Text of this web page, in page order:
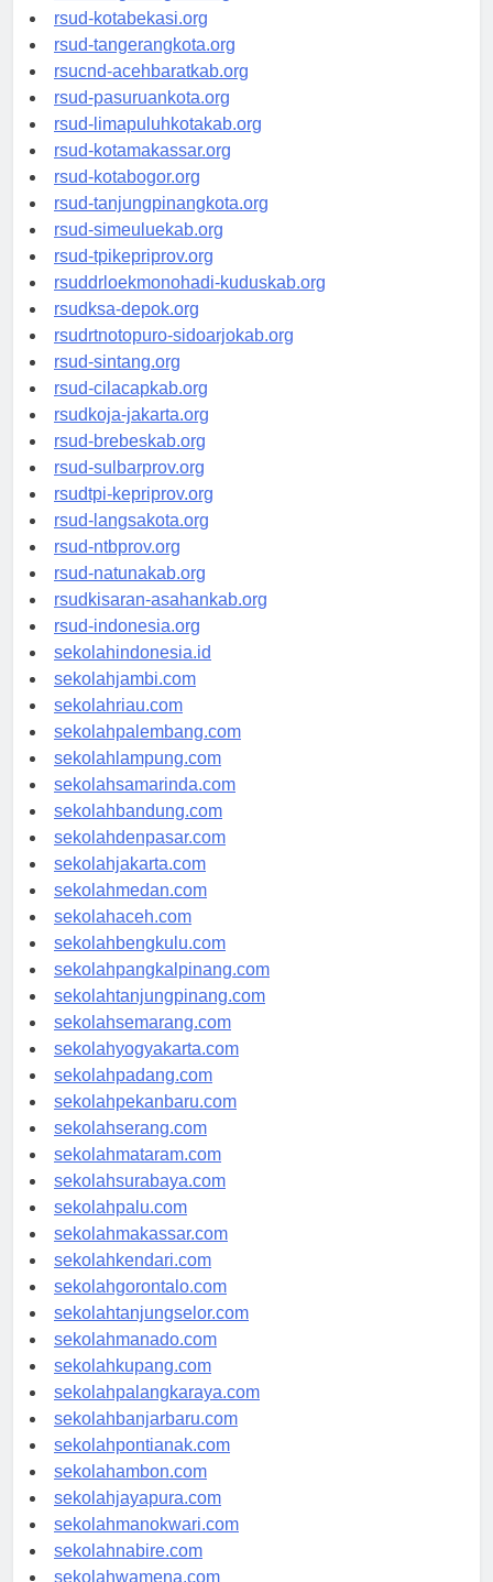
rsud-tangerangkab.org
rsud-kotabekasi.org
rsud-tangerangkota.org
rsucnd-acehbaratkab.org
rsud-pasuruankota.org
rsud-limapuluhkotakab.org
rsud-kotamakassar.org
rsud-kotabogor.org
rsud-tanjungpinangkota.org
rsud-simeuluekab.org
rsud-tpikepriprov.org
rsuddrloekmonohadi-kuduskab.org
rsudksa-depok.org
rsudrtnotopuro-sidoarjokab.org
rsud-sintang.org
rsud-cilacapkab.org
rsudkoja-jakarta.org
rsud-brebeskab.org
rsud-sulbarprov.org
rsudtpi-kepriprov.org
rsud-langsakota.org
rsud-ntbprov.org
rsud-natunakab.org
rsudkisaran-asahankab.org
rsud-indonesia.org
sekolahindonesia.id
sekolahjambi.com
sekolahriau.com
sekolahpalembang.com
sekolahlampung.com
sekolahsamarinda.com
sekolahbandung.com
sekolahdenpasar.com
sekolahjakarta.com
sekolahmedan.com
sekolahaceh.com
sekolahbengkulu.com
sekolahpangkalpinang.com
sekolahtanjungpinang.com
sekolahsemarang.com
sekolahyogyakarta.com
sekolahpadang.com
sekolahpekanbaru.com
sekolahserang.com
sekolahmataram.com
sekolahsurabaya.com
sekolahpalu.com
sekolahmakassar.com
sekolahkendari.com
sekolahgorontalo.com
sekolahtanjungselor.com
sekolahmanado.com
sekolahkupang.com
sekolahpalangkaraya.com
sekolahbanjarbaru.com
sekolahpontianak.com
sekolahambon.com
sekolahjayapura.com
sekolahmanokwari.com
sekolahnabire.com